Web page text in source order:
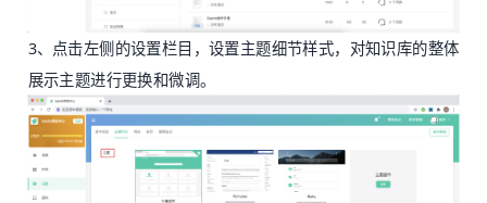
3、点击左侧的设置栏目，设置主题细节样式，对知识库的整体
展示主题进行更换和微调。